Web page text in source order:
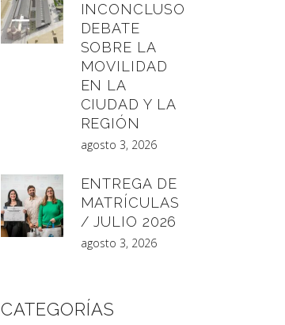
INCONCLUSO
DEBATE
SOBRE LA
MOVILIDAD
EN LA
CIUDAD Y LA
REGIÓN
agosto 3, 2026
ENTREGA DE
MATRÍCULAS
/ JULIO 2026
agosto 3, 2026
CATEGORÍAS